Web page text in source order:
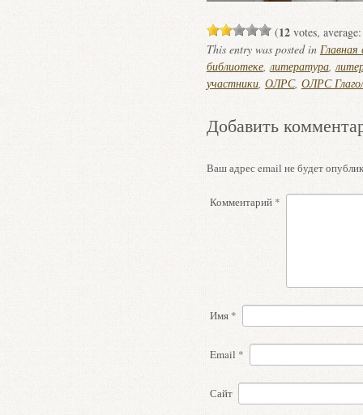
(12votes,
This entry was posted in
библиотеке,литература,
участники, ОЛРС, ОЛРС
Добавить
Ваш адрес email не будет
Комментарий *
Имя *
Email *
Сайт